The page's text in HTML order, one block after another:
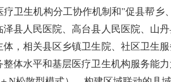
卫生机构分工协作机制和"促县帮乡
县人民医院、高台县人民医院、山
，相关县区乡镇卫生院、社区卫生
体水平和基层医疗卫生机构服务能